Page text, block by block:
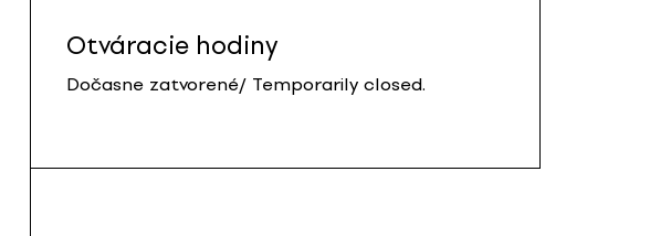
Otváracie hodiny
Dočasne zatvorené/ Temporarily closed.